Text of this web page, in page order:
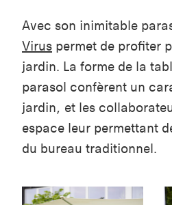
Avec son inimitable
Virus permet de profiter
jardin. La forme de la
parasol confèrent un
jardin, et les
espace leur permettant
du bureau traditionnel.